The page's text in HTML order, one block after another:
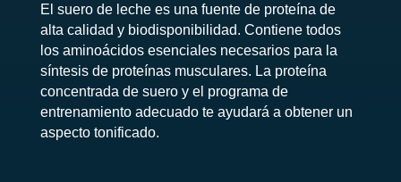
El suero de leche es una fuente de proteína de
alta calidad y biodisponibilidad. Contiene todos
los aminoácidos esenciales necesarios para la
síntesis de proteínas musculares. La proteína
concentrada de suero y el programa de
entrenamiento adecuado te ayudará a obtener un
aspecto tonificado.